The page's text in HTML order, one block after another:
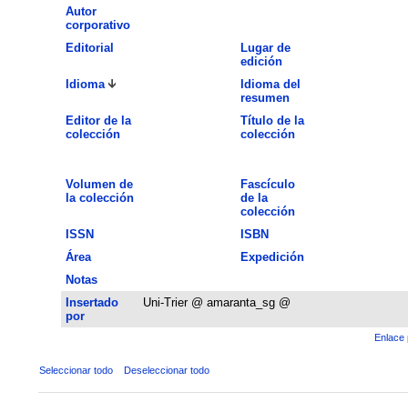
Autor
corporativo
Editorial
Lugar de
edición
Idioma
Idioma del
resumen
Editor de la
colección
Título de la
colección
Volumen de
la colección
Fascículo
de la
colección
ISSN
ISBN
Área
Expedición
Notas
Insertado
por
Uni-Trier @ amaranta_sg @
Enlace
Seleccionar todo Deseleccionar todo